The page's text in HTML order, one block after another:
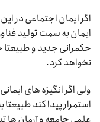
اگر ایمان اجتماعی در
ایمان به سمت تولید
حکمرانی جدید و
نخواهد کرد.
ولی اگر انگیزه های
استمرار پیدا کند